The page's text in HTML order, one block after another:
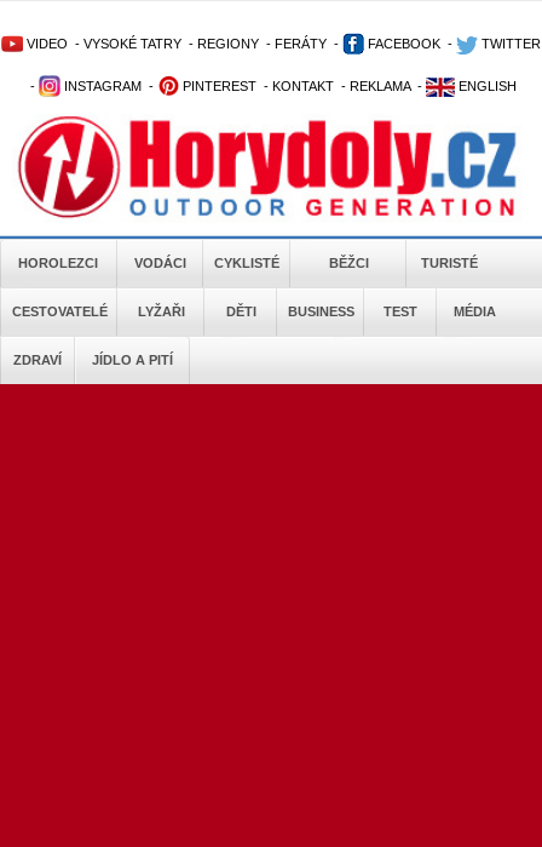
VIDEO - VYSOKÉ TATRY - REGIONY - FERÁTY - FACEBOOK - TWITTER
- INSTAGRAM - PINTEREST - KONTAKT - REKLAMA - ENGLISH
HOROLEZCI VODÁCI CYKLISTÉ BĚŽCI TURISTÉ
CESTOVATELÉ LYŽAŘI DĚTI BUSINESS TEST MÉDIA
ZDRAVÍ JÍDLO A PITÍ